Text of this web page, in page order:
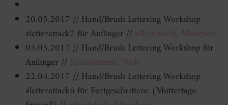
20.05.2017 // Hand/Brush Lettering Workshop
#letterattack7 für Anfänger // silberfabrik, München
05.05.2017 // Hand/Brush Lettering Workshop für
Anfänger // Kreativmesse, Wels
22.04.2017 // Hand/Brush Lettering Workshop
#letterattack6 für Fortgeschrittene (Muttertags-